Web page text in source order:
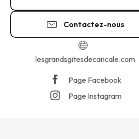
Contactez-nous
lesgrandsgitesdecancale.com
Page Facebook
Page Instagram